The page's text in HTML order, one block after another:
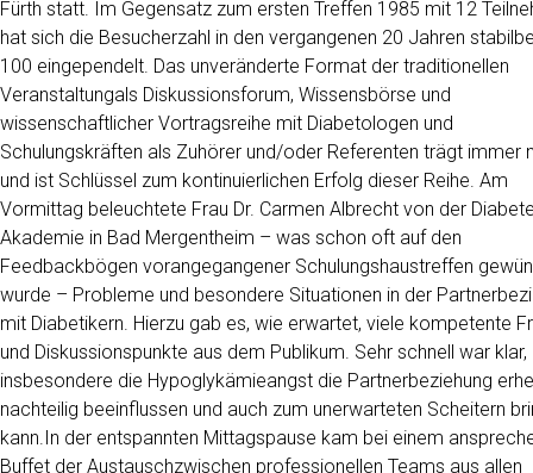
Fürth statt. Im Gegensatz zum ersten Treffen 1985 mit 12
hat sich die Besucherzahl in den vergangenen 20 Jahren
100 eingependelt. Das unveränderte Format der traditionellen
Veranstaltungals Diskussionsforum, Wissensbörse und
wissenschaftlicher Vortragsreihe mit Diabetologen und
Schulungskräften als Zuhörer und/oder Referenten trägt immer
und ist Schlüssel zum kontinuierlichen Erfolg dieser Reihe. Am
Vormittag beleuchtete Frau Dr. Carmen Albrecht von der
Akademie in Bad Mergentheim – was schon oft auf den
Feedbackbögen vorangegangener Schulungshaustreffen
wurde – Probleme und besondere Situationen in der
mit Diabetikern. Hierzu gab es, wie erwartet, viele kompetente
und Diskussionspunkte aus dem Publikum. Sehr schnell war
insbesondere die Hypoglykämieangst die Partnerbeziehung
nachteilig beeinflussen und auch zum unerwarteten Scheitern
kann.In der entspannten Mittagspause kam bei einem
Buffet der Austauschzwischen professionellen Teams aus allen